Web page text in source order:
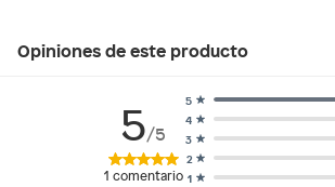
Opiniones de este producto
5/5
1 comentario 1
2
3
4
5